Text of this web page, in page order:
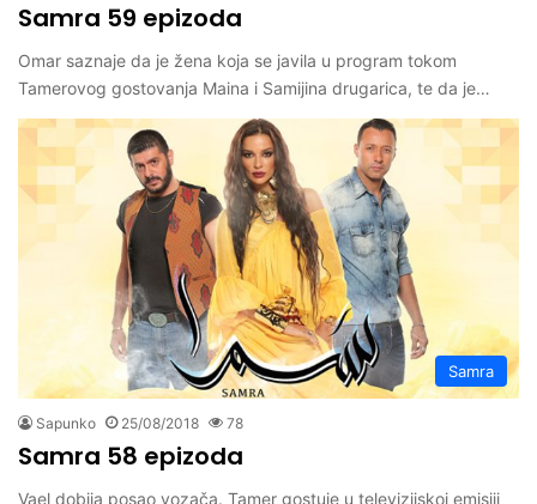
Samra 59 epizoda
Omar saznaje da je žena koja se javila u program tokom
Tamerovog gostovanja Maina i Samijina drugarica, te da je…
Samra
Sapunko 25/08/2018 78
Samra 58 epizoda
Vael dobija posao vozača. Tamer gostuje u televizijskoj emisiji